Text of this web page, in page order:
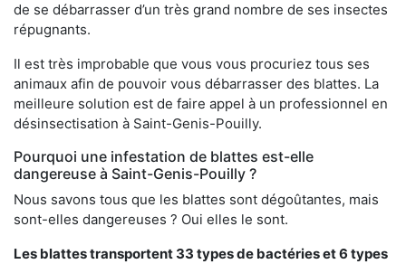
de se débarrasser d’un très grand nombre de ses insectes
répugnants.
Il est très improbable que vous vous procuriez tous ses
animaux afin de pouvoir vous débarrasser des blattes. La
meilleure solution est de faire appel à un professionnel en
désinsectisation à Saint-Genis-Pouilly.
Pourquoi une infestation de blattes est-elle
dangereuse à Saint-Genis-Pouilly ?
Nous savons tous que les blattes sont dégoûtantes, mais
sont-elles dangereuses ? Oui elles le sont.
Les blattes transportent 33 types de bactéries et 6 types